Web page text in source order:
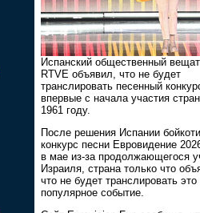
Испанский общественный
RTVE объявил, что не будет
транслировать песенный
впервые с начала участия
1961 году.
После решения Испании
конкурс песни Евровидение
в мае из-за продолжающегося
Израиля, страна только что
что не будет транслировать это
популярное событие.